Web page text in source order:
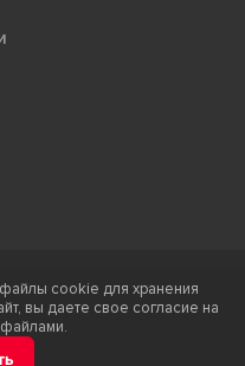
"Терра" является ООО "Атлас-
файлы cookie для хранения
вы даете свое согласие на
файлами.